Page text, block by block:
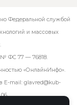
Федеральной службой
и массовых
ФС 77 — 76818.
«ОнлайнИнфо».
E-mail: glavred@kub-
.